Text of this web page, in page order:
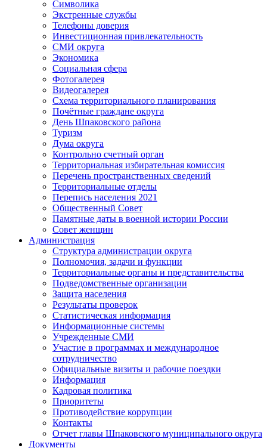
Символика
Экстренные службы
Телефоны доверия
Инвестиционная привлекательность
СМИ округа
Экономика
Социальная сфера
Фотогалерея
Видеогалерея
Схема территориального планирования
Почётные граждане округа
День Шпаковского района
Туризм
Дума округа
Контрольно счетный орган
Территориальная избирательная комиссия
Перечень пространственных сведений
Территориальные отделы
Перепись населения 2021
Общественный Совет
Памятные даты в военной истории России
Совет женщин
Администрация
Структура администрации округа
Полномочия, задачи и функции
Территориальные органы и представительства
Подведомственные организации
Защита населения
Результаты проверок
Статистическая информация
Информационные системы
Учрежденные СМИ
Участие в программах и международное
сотрудничество
Официальные визиты и рабочие поездки
Информация
Кадровая политика
Приоритеты
Противодействие коррупции
Контакты
Отчет главы Шпаковского муниципального округа
Документы